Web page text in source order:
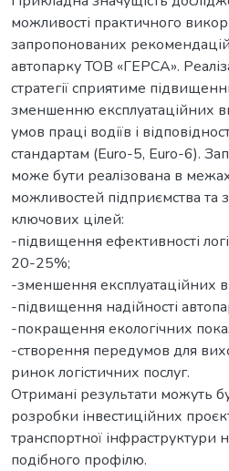
можливості практичного
запропонованих
автопарку ТОВ «ГЕРСА».
стратегії сприятиме
зменшенню експлуатаційних
умов праці водіїв і
стандартам (Euro-5, Euro-6).
може бути реалізована в
можливостей підприємства та
ключових цілей:
-підвищення ефективності
20-25%;
-зменшення експлуатаційних
-підвищення надійності
-покращення екологічних
-створення передумов для
ринок логістичних послуг.
Отримані результати можуть
розробки інвестиційних
транспортної інфраструктури
подібного профілю.